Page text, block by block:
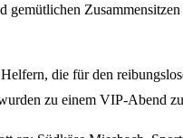
gemütlichen
die für den
zu einem VIP-Abend